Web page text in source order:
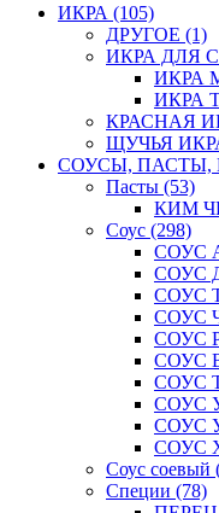
ИКРА (105)
ДРУГОЕ (1)
ИКРА ДЛЯ
ИКРА
ИКРА
КРАСНАЯ
ЩУЧЬЯ
СОУСЫ, ПАСТЫ,
Пасты (53)
КИМ
Соус (298)
СОУС
СОУС
СОУС
СОУС
СОУС
СОУС
СОУС
СОУС
СОУС
СОУС
Соус соевый
Специи (78)